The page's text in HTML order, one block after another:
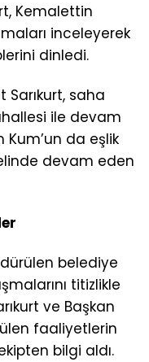
Kemalettin
inceleyerek
dinledi.
Sarıkurt, saha
ile devam
Kum’un da eşlik
devam eden
belediye
titizlikle
ve Başkan
faaliyetlerin
bilgi aldı.